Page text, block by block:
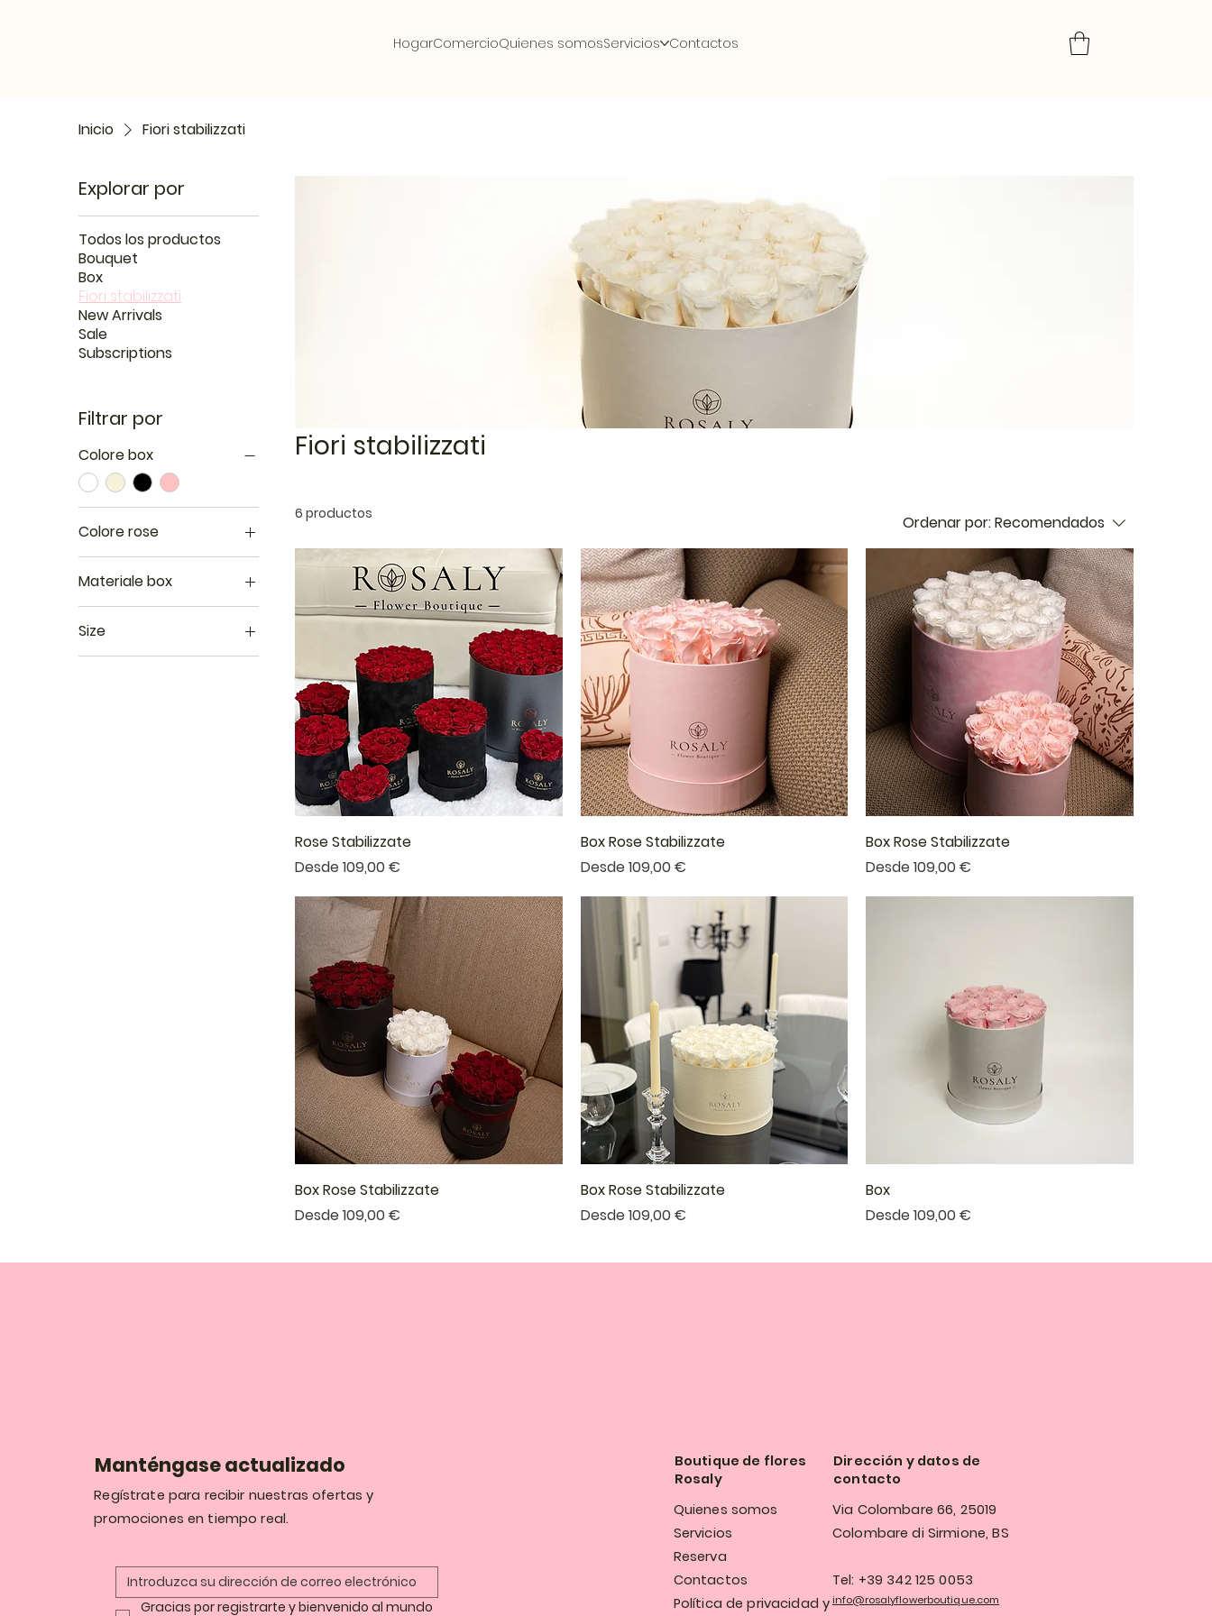
HogarComercioQuienes somosServicios Contactos
Inicio Fiori stabilizzati
Explorar por
Todos los productos
Bouquet
Box
Fiori stabilizzati
New Arrivals
Sale
Subscriptions
Filtrar por
Colore box
Colore rose
Materiale box
Mat
Perlato
Size
L
Fiori stabilizzati
6 productos Ordenar por:Recomendados
Rose Stabilizzate
Desde109,00 €
Precio de oferta
Box Rose Stabilizzate
Desde109,00 €
Precio de oferta
Box Rose Stabilizzate
Desde109,00 €
Precio de oferta
Box Rose Stabilizzate
Desde109,00 €
Precio de oferta
Box Rose Stabilizzate
Desde109,00 €
Precio de oferta
Box
Desde109,00 €
Precio de oferta
Manténgase actualizado
Regístrate para recibir nuestras ofertas y
promociones en tiempo real.
Gracias por registrarte y bienvenido al mundo
Boutique de flores
Rosaly
Quienes somos
Servicios
Reserva
Contactos
Política de privacidad y
Dirección y datos de
contacto
Via Colombare 66, 25019
Colombare di Sirmione, BS
Tel: +39 342 125 0053
info@rosalyflowerboutique.com